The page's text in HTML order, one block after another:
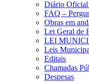
Diário
FAQ –
Obras em
Lei Geral de
LEI
Leis
Editais
Chamadas
Despesas